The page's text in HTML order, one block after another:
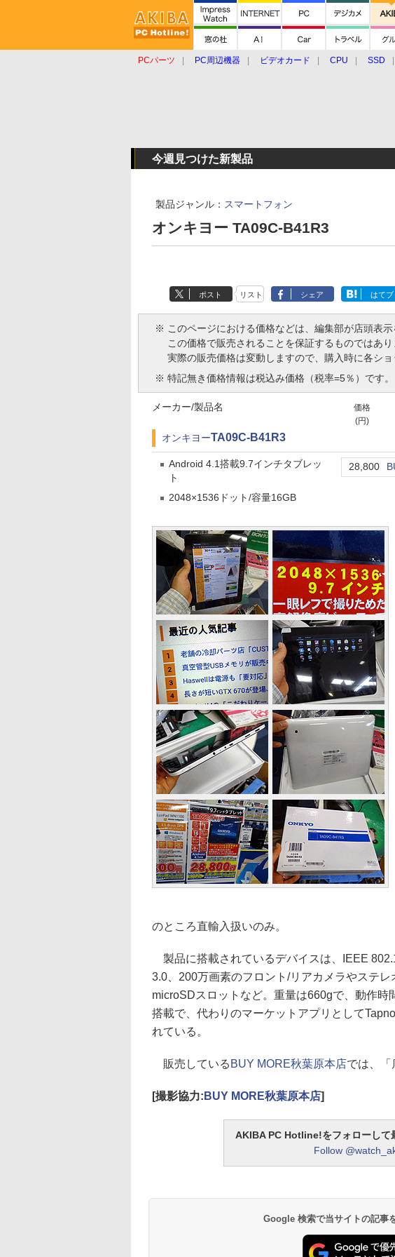
PCパーツ PC周辺機器 ビデオカード CPU SSD
今週見つけた新製品
製品ジャンル： スマートフォン
オンキヨー TA09C-B41R3
ポスト リスト シェア はてブ
※ このページにおける価格などは、編集部が店頭表示
この価格で販売されることを保証するものではあり
実際の販売価格は変動しますので、購入時に各ショ
※ 特記無き価格情報は税込み価格（税率=5％）です。
価格
(円)
メーカー/製品名
オンキヨーTA09C-B41R3
Android 4.1搭載9.7インチタブレッ
ト
2048×1536ドット/容量16GB
28,800
のところ直輸入扱いのみ。
製品に搭載されているデバイスは、IEEE
3.0、200万画素のフロント/リアカメラやステレ
microSDスロットなど。重量は660gで、動作
搭載で、代わりのマーケットアプリとして
れている。
販売している BUY MORE秋葉原本店では、「
[撮影協力: BUY MORE秋葉原本店]
AKIBA PC Hotline!をフォローして
Follow
Google 検索で当サイトの記事